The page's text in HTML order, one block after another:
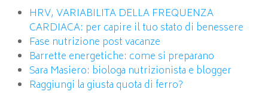
HRV, VARIABILITA DELLA FREQUENZA
CARDIACA: per capire il tuo stato di benessere
Fase nutrizione post vacanze
Barrette energetiche: come si preparano
Sara Masiero: biologa nutrizionista e blogger
Raggiungi la giusta quota di ferro?